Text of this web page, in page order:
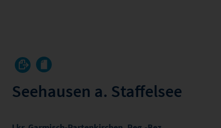
Seehausen a. Staffelsee